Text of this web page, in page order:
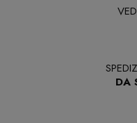
DA